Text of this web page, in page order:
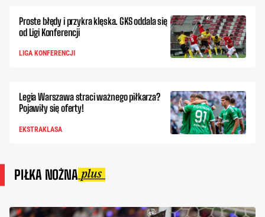
Proste błędy i przykra klęska. GKS oddala się
od Ligi Konferencji
LIGA KONFERENCJI
Legia Warszawa straci ważnego piłkarza?
Pojawiły się oferty!
EKSTRAKLASA
PIŁKA NOŻNA